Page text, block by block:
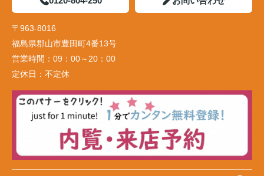
〒963-8016
福島県郡山市豊田町4番13号
営業時間： 09：00～20：00
定休日： 不定休